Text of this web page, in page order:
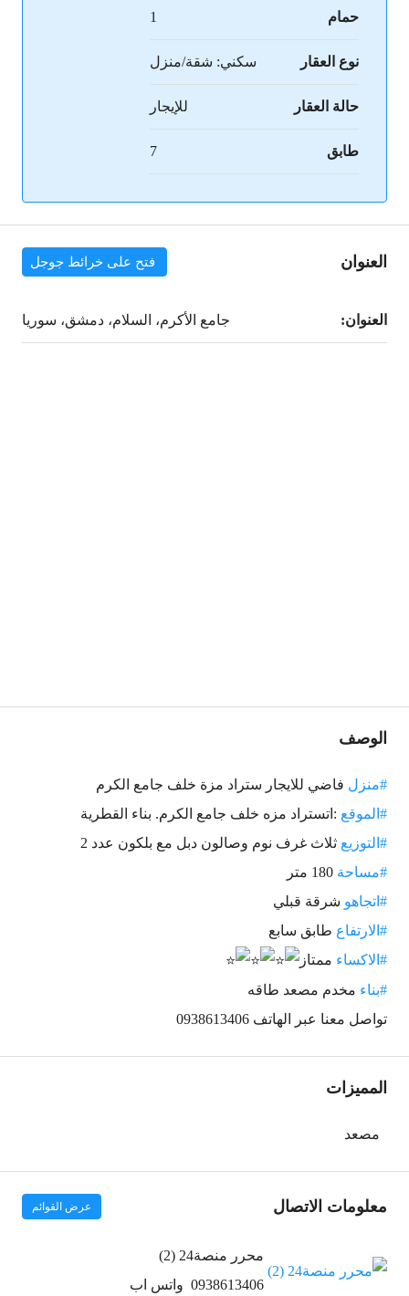
حمام 1
نوع العقار سكني: شقة/منزل
حالة العقار للإيجار
طابق 7
العنوان فتح على خرائط جوجل
العنوان: جامع الأكرم، السلام، دمشق، سوريا
الوصف
#منزل فاضي للايجار ستراد مزة خلف جامع الكرم
#الموقع :اتستراد مزه خلف جامع الكرم. بناء القطرية
#التوزيع ثلاث غرف نوم وصالون دبل مع بلكون عدد 2
#مساحة
#اتجاهو شرقة قبلي
#الارتفاع طابق سابع
#الاكساء ممتاز
#بناء مخدم مصعد طاقه
تواصل معنا عبر الهاتف 0938613406
المميزات
مصعد
معلومات الاتصال عرض القوائم
محرر منصة24 (2)
0938613406 واتس اب